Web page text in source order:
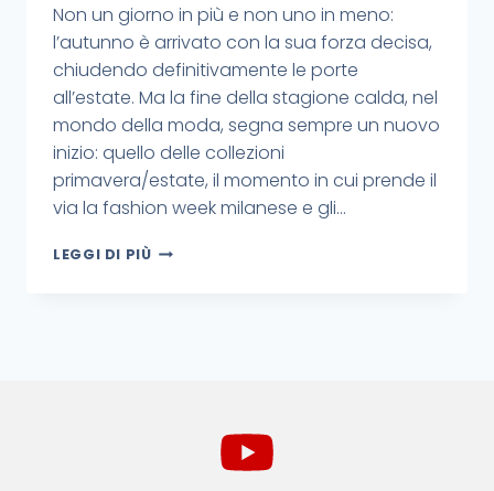
Non un giorno in più e non uno in meno:
l’autunno è arrivato con la sua forza decisa,
chiudendo definitivamente le porte
all’estate. Ma la fine della stagione calda, nel
mondo della moda, segna sempre un nuovo
inizio: quello delle collezioni
primavera/estate, il momento in cui prende il
via la fashion week milanese e gli…
LEGGI DI PIÙ